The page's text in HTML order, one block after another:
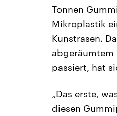
Tonnen
Mikroplastik
Kunstrasen.
abgeräumtem
passiert, hat
„Das erste,
diesen